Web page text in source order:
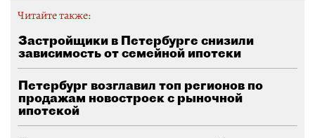
Читайте также:
Застройщики в Петербурге снизили
зависимость от семейной ипотеки
Петербург возглавил топ регионов по
продажам новостроек с рыночной
ипотекой